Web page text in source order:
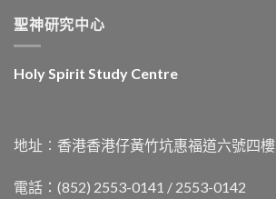
聖神研究中心
Holy Spirit Study Centre
地址︰香港香港仔黃竹坑惠福道六號四樓
電話：(852) 2553-0141 / 2553-0142